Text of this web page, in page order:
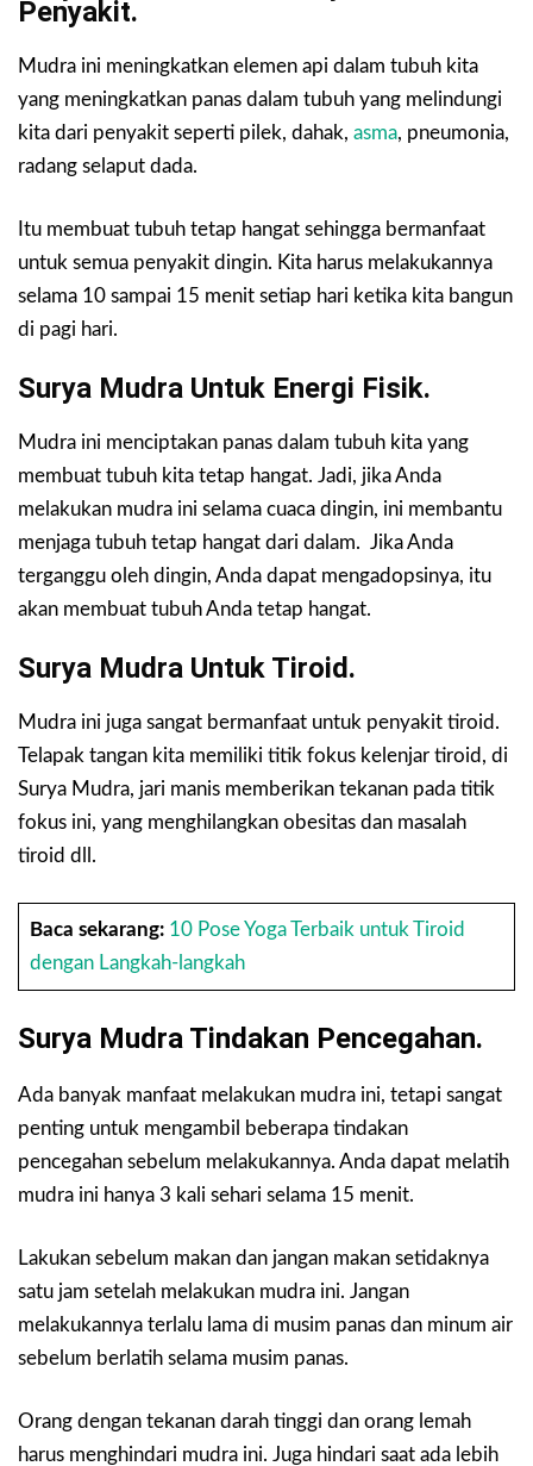
Penyakit.
Mudra ini meningkatkan elemen api dalam tubuh kita
yang meningkatkan panas dalam tubuh yang melindungi
kita dari penyakit seperti pilek, dahak, asma, pneumonia,
radang selaput dada.
Itu membuat tubuh tetap hangat sehingga bermanfaat
untuk semua penyakit dingin. Kita harus melakukannya
selama 10 sampai 15 menit setiap hari ketika kita bangun
di pagi hari.
Surya Mudra Untuk Energi Fisik.
Mudra ini menciptakan panas dalam tubuh kita yang
membuat tubuh kita tetap hangat. Jadi, jika Anda
melakukan mudra ini selama cuaca dingin, ini membantu
menjaga tubuh tetap hangat dari dalam. Jika Anda
terganggu oleh dingin, Anda dapat mengadopsinya, itu
akan membuat tubuh Anda tetap hangat.
Surya Mudra Untuk Tiroid.
Mudra ini juga sangat bermanfaat untuk penyakit tiroid.
Telapak tangan kita memiliki titik fokus kelenjar tiroid, di
Surya Mudra, jari manis memberikan tekanan pada titik
fokus ini, yang menghilangkan obesitas dan masalah
tiroid dll.
Baca sekarang: 10 Pose Yoga Terbaik untuk Tiroid
dengan Langkah-langkah
Surya Mudra Tindakan Pencegahan.
Ada banyak manfaat melakukan mudra ini, tetapi sangat
penting untuk mengambil beberapa tindakan
pencegahan sebelum melakukannya. Anda dapat melatih
mudra ini hanya 3 kali sehari selama 15 menit.
Lakukan sebelum makan dan jangan makan setidaknya
satu jam setelah melakukan mudra ini. Jangan
melakukannya terlalu lama di musim panas dan minum air
sebelum berlatih selama musim panas.
Orang dengan tekanan darah tinggi dan orang lemah
harus menghindari mudra ini. Juga hindari saat ada lebih